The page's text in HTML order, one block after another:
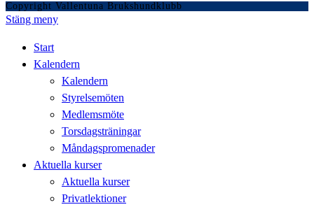
Copyright Vallentuna Brukshundklubb
Stäng meny
Start
Kalendern
Kalendern
Styrelsemöten
Medlemsmöte
Torsdagsträningar
Måndagspromenader
Aktuella kurser
Aktuella kurser
Privatlektioner